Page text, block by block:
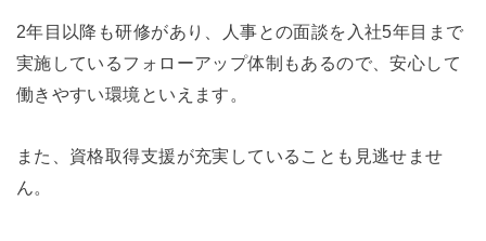
2年目以降も研修があり、人事との面談を入社5年目まで
実施しているフォローアップ体制もあるので、安心して
働きやすい環境といえます。
また、資格取得支援が充実していることも見逃せませ
ん。